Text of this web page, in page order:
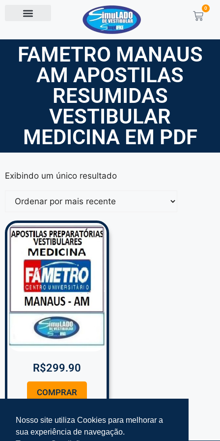
0
FAMETRO MANAUS
AM APOSTILAS
RESUMIDAS
VESTIBULAR
MEDICINA EM PDF
Exibindo um único resultado
R$299.90
COMPRAR
Nosso site utiliza Cookies para melhorar a
sua experiência de navegação.